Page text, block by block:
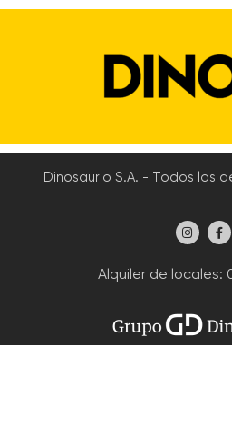
Dinosaurio S.A. - Todos los
Alquiler de locales: